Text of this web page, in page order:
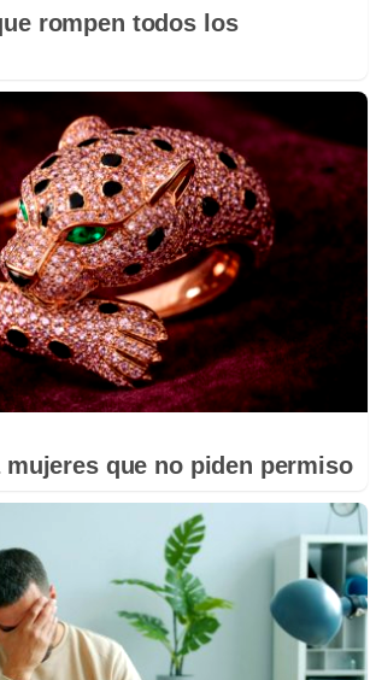
rompen todos los
mujeres que no piden permiso